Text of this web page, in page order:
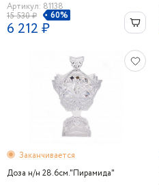
Артикул: 81138
15 530 ₽
60%
6 212 ₽
Заканчивается
Доза н/н 28.6см."Пирамида"